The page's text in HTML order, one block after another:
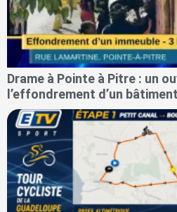
Drame à Pointe à Pitre : un
l’effondrement d’un